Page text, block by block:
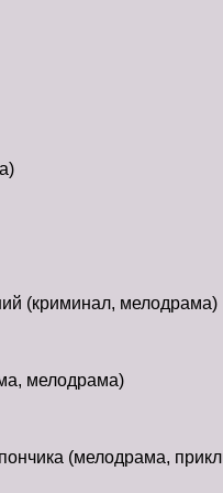
(криминал, мелодрама)
мелодрама)
(мелодрама,